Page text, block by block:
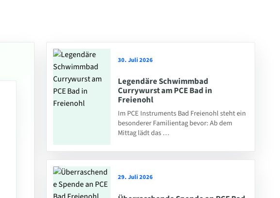
30. Juli 2026
Legendäre Schwimmbad
Currywurst am PCE Bad in
Freienohl
Im PCE Instruments Bad Freienohl steht ein
besonderer Familientag bevor: Ab dem
Mittag lädt das …
29. Juli 2026